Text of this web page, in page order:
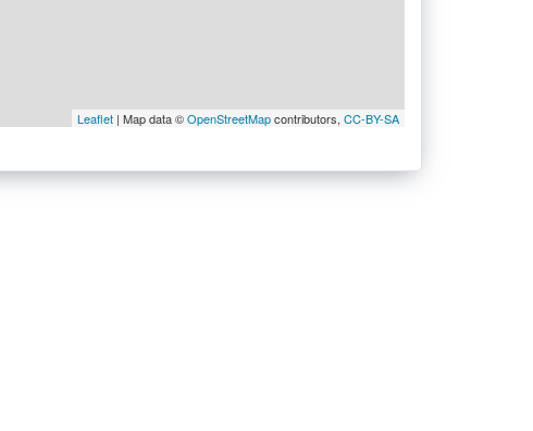
Leaflet | Map data ©OpenStreetMapcontributors, CC-BY-SA